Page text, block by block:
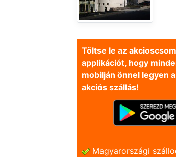
Töltse le az
applikációt, hogy
mobilján önnel legyen
akciós szállás!
Magyarországi